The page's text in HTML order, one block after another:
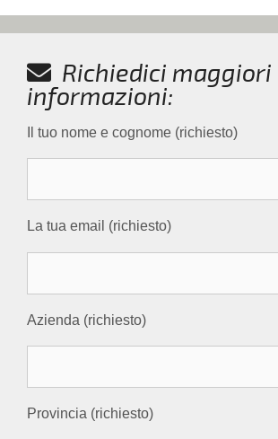
Richiedici maggiori
informazioni:
Il tuo nome e cognome (richiesto)
La tua email (richiesto)
Azienda (richiesto)
Provincia (richiesto)